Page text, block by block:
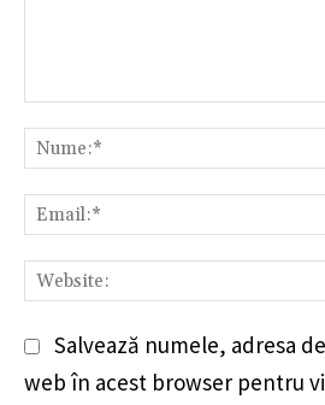
Salvează numele, adresa
web în acest browser pentru